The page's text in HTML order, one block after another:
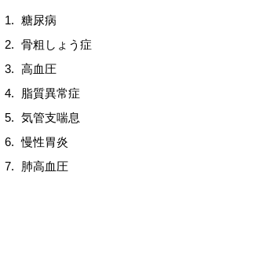
糖尿病
骨粗しょう症
高血圧
脂質異常症
気管支喘息
慢性胃炎
肺高血圧